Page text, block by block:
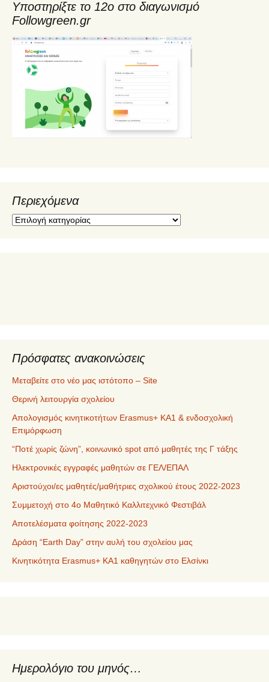
Υποστηρίξτε το 12ο στο διαγωνισμό
Followgreen.gr
Περιεχόμενα
Π
Πρόσφατες ανακοινώσεις
Μεταβείτε στο νέο μας ιστότοπο – Site
Θερινή λειτουργία σχολείου
Απολογισμός κινητικοτήτων Erasmus+ ΚΑ1 & ενδοσχολική
Επιμόρφωση
“Ποτέ χωρίς ζώνη”, κοινωνικό spot από μαθητές της Γ τάξης
Ηλεκτρονικές εγγραφές μαθητών σε ΓΕΛ/ΕΠΑΛ
Αριστούχοι/ες μαθητές/μαθήτριες σχολικού έτους 2022-2023
Συμμετοχή στο 4ο Μαθητικό Καλλιτεχνικό Φεστιβάλ
Αποτελέσματα φοίτησης 2022-2023
Δράση “Earth Day” στην αυλή του σχολείου μας
Κινητικότητα Erasmus+ KA1 καθηγητών στο Ελσίνκι
Ημερολόγιο του μηνός…